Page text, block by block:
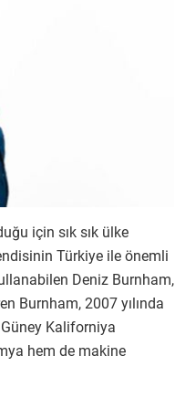
için sık sık ülke
Türkiye ile önemli
Deniz Burnham,
Burnham, 2007 yılında
Kaliforniya
hem de makine